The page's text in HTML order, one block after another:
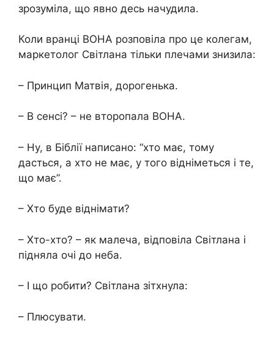
зрозуміла, що явно десь начудила.
Коли вранці ВОНА розповіла про це колегам,
маркетолог Світлана тільки плечами знизила:
– Принцип Матвія, дорогенька.
– В сенсі? – не второпала ВОНА.
– Ну, в Біблії написано: “хто має, тому
дасться, а хто не має, у того відніметься і те,
що має”.
– Хто буде віднімати?
– Хто-хто? – як малеча, відповіла Світлана і
підняла очі до неба.
– І що робити? Світлана зітхнула:
– Плюсувати.